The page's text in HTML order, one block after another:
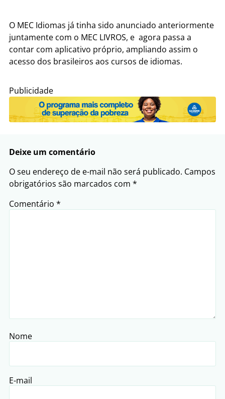
O MEC Idiomas já tinha sido anunciado anteriormente
juntamente com o MEC LIVROS, e agora passa a
contar com aplicativo próprio, ampliando assim o
acesso dos brasileiros aos cursos de idiomas.
Publicidade
Deixe um comentário
O seu endereço de e-mail não será publicado. Campos
obrigatórios são marcados com *
Comentário *
Nome
E-mail